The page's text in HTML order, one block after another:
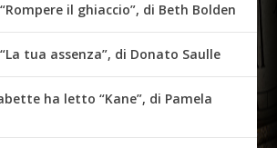
il ghiaccio”, di Beth Bolden
tua assenza”, di Donato Saulle
ha letto “Kane”, di Pamela